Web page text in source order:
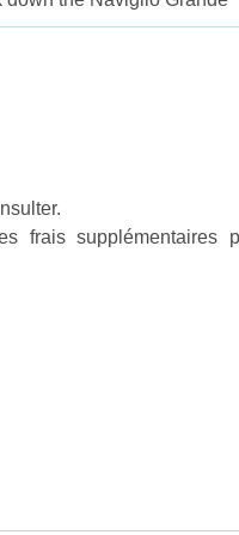
frais supplémentaires